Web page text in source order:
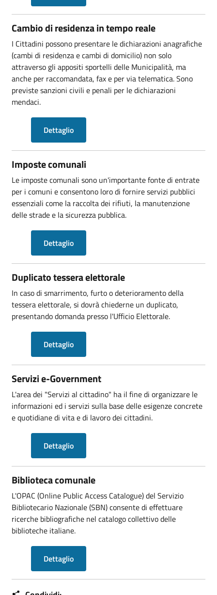
Cambio di residenza in tempo reale
I Cittadini possono presentare le dichiarazioni anagrafiche
(cambi di residenza e cambi di domicilio) non solo
attraverso gli appositi sportelli delle Municipalità, ma
anche per raccomandata, fax e per via telematica. Sono
previste sanzioni civili e penali per le dichiarazioni
mendaci.
Dettaglio
Imposte comunali
Le imposte comunali sono un'importante fonte di entrate
per i comuni e consentono loro di fornire servizi pubblici
essenziali come la raccolta dei rifiuti, la manutenzione
delle strade e la sicurezza pubblica.
Dettaglio
Duplicato tessera elettorale
In caso di smarrimento, furto o deterioramento della
tessera elettorale, si dovrà chiederne un duplicato,
presentando domanda presso l'Ufficio Elettorale.
Dettaglio
Servizi e-Government
L'area dei "Servizi al cittadino" ha il fine di organizzare le
informazioni ed i servizi sulla base delle esigenze concrete
e quotidiane di vita e di lavoro dei cittadini.
Dettaglio
Biblioteca comunale
L'OPAC (Online Public Access Catalogue) del Servizio
Bibliotecario Nazionale (SBN) consente di effettuare
ricerche bibliografiche nel catalogo collettivo delle
biblioteche italiane.
Dettaglio